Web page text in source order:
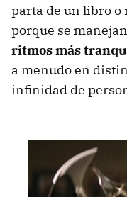
parta de un libro o
porque se manejan
ritmos más
a menudo en
infinidad de